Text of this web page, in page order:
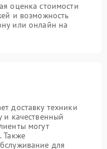
оценка стоимости
и возможность
или онлайн на
доставку техники
и качественный
могут
Также
для